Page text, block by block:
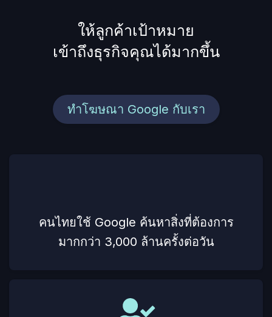
ให้ลูกค้าเป้าหมาย
เข้าถึงธุรกิจคุณได้มากขึ้น
ทำโฆษณา Google กับเรา
คนไทยใช้ Google ค้นหาสิ่งที่ต้องการ
มากกว่า 3,000 ล้านครั้งต่อวัน